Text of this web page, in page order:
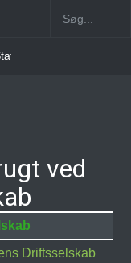
ved
Driftsselskab